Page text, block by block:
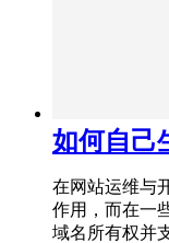
如何自己
在网站运维与
作用，而在一
域名所有权并